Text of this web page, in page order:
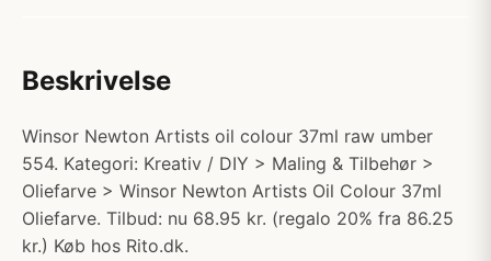
Beskrivelse
Winsor Newton Artists oil colour 37ml raw umber
554. Kategori: Kreativ / DIY > Maling & Tilbehør >
Oliefarve > Winsor Newton Artists Oil Colour 37ml
Oliefarve. Tilbud: nu 68.95 kr. (regalo 20% fra 86.25
kr.) Køb hos Rito.dk.